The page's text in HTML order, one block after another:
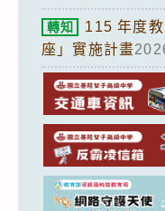
轉知
115 年度
座」實施計畫